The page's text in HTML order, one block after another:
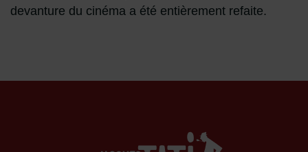
devanture du cinéma a été entièrement refaite.